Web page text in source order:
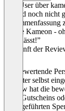
Was User über
Es sind noch nicht
Zusammenfassung
“Ohne Kameon -
offen lässt!”
Herkunft der
Die bewertende
Anbieter selbst
Review hat die
eines Gutscheins
durchgeführten